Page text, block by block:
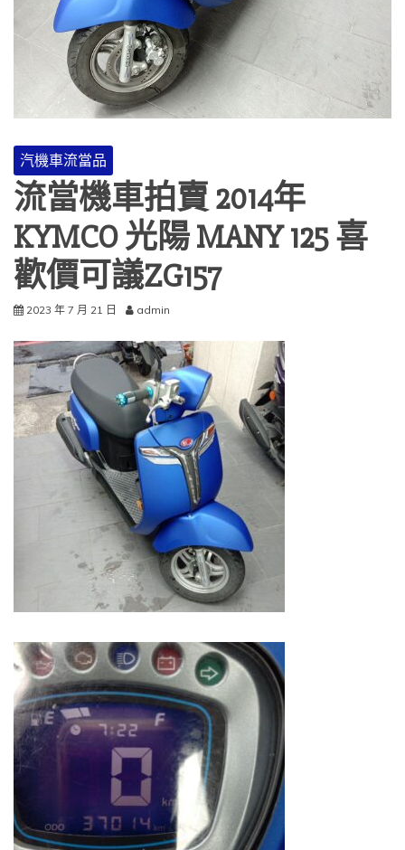
汽機車流當品
流當機車拍賣 2014年
KYMCO 光陽 MANY 125 喜
歡價可議ZG157
2023 年 7 月 21 日 admin